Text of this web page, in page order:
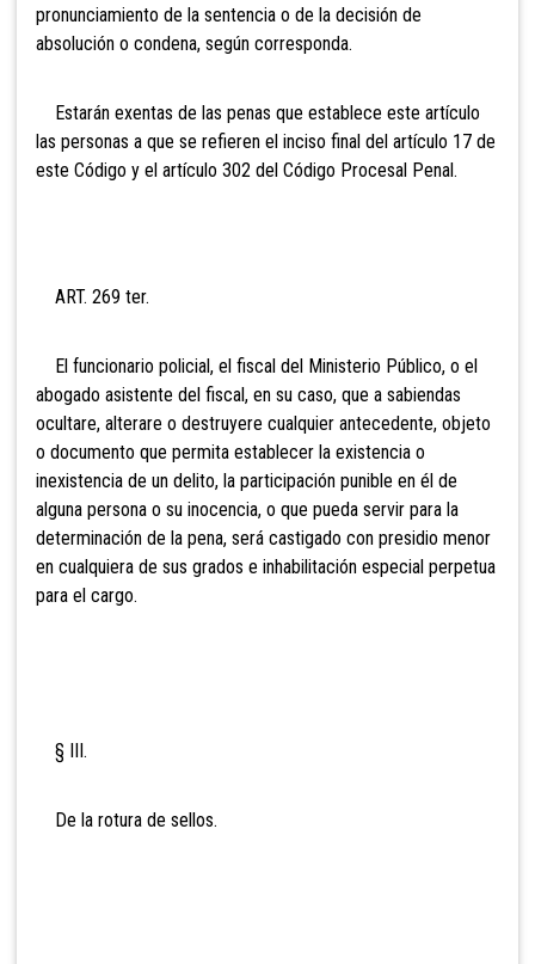
pronunciamiento de la sentencia o de la decisión de
absolución o condena, según corresponda.
Estarán exentas de las penas que establece este artículo
las personas a que se refieren el inciso final del artículo 17 de
este Código y el artículo 302 del Código Procesal Penal.
ART. 269 ter.
El funcionario policial, el fiscal del Ministerio Público, o el
abogado asistente del fiscal, en su caso, que a sabiendas
ocultare, alterare o destruyere cualquier antecedente, objeto
o documento que permita establecer la existencia o
inexistencia de un delito, la participación punible en él de
alguna persona o su inocencia, o que pueda servir para la
determinación de la pena, será castigado con presidio menor
en cualquiera de sus grados e inhabilitación especial perpetua
para el cargo.
§ III.
De la rotura de sellos.